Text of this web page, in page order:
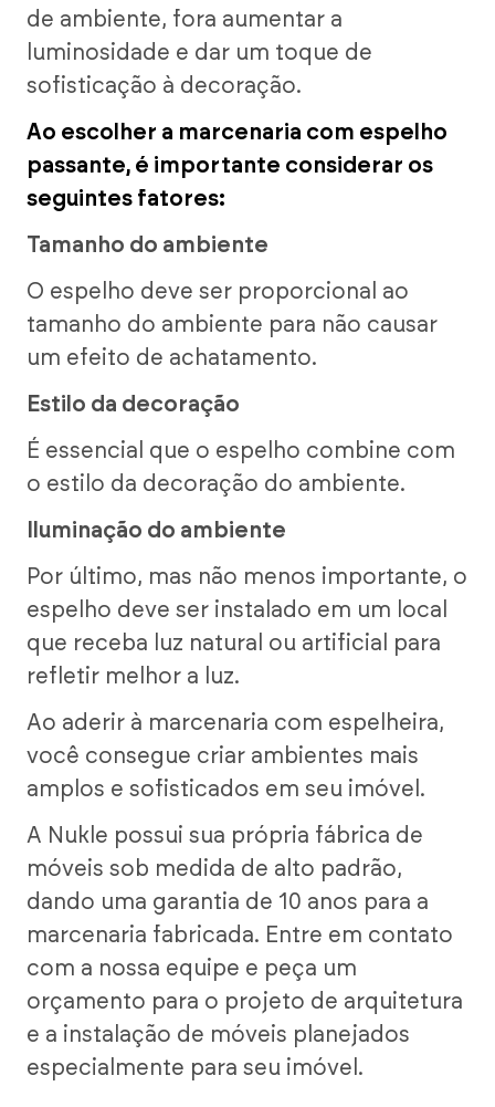
de ambiente, fora aumentar a
luminosidade e dar um toque de
sofisticação à decoração.
Ao escolher a marcenaria com espelho
passante, é importante considerar os
seguintes fatores:
Tamanho do ambiente
O espelho deve ser proporcional ao
tamanho do ambiente para não causar
um efeito de achatamento.
Estilo da decoração
É essencial que o espelho combine com
o estilo da decoração do ambiente.
Iluminação do ambiente
Por último, mas não menos importante, o
espelho deve ser instalado em um local
que receba luz natural ou artificial para
refletir melhor a luz.
Ao aderir à marcenaria com espelheira,
você consegue criar ambientes mais
amplos e sofisticados em seu imóvel.
A Nukle possui sua própria fábrica de
móveis sob medida de alto padrão,
dando uma garantia de 10 anos para a
marcenaria fabricada. Entre em contato
com a nossa equipe e peça um
orçamento para o projeto de arquitetura
e a instalação de móveis planejados
especialmente para seu imóvel.